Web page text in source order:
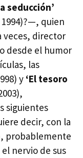
seducción’
1994)?—, quien
veces, director
desde el humor
las
y ‘El tesoro
siguientes
decir, con la
probablemente
nervio de sus